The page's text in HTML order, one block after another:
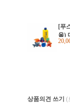
[푸
울)
다
상품의견 쓰기 (